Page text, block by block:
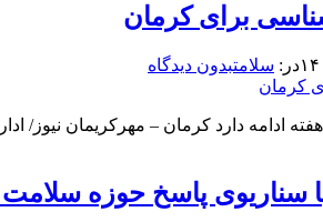
برای کرمان
در: سلامتبدون دیدگاه
ادامه دارد کرمان – مهرکریمان نیوز/